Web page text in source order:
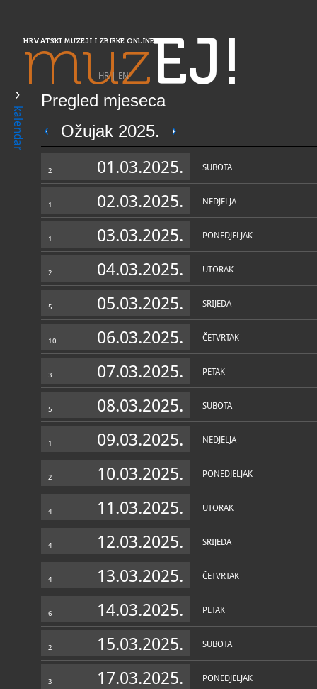
HRVATSKI MUZEJI I ZBIRKE ONLINE
muzEJ!
HR| EN
kalendar
Pregled mjeseca
Ožujak 2025.
2 01.03.2025. SUBOTA
1 02.03.2025. NEDJELJA
1 03.03.2025. PONEDJELJAK
2 04.03.2025. UTORAK
5 05.03.2025. SRIJEDA
10 06.03.2025. ČETVRTAK
3 07.03.2025. PETAK
5 08.03.2025. SUBOTA
1 09.03.2025. NEDJELJA
2 10.03.2025. PONEDJELJAK
4 11.03.2025. UTORAK
4 12.03.2025. SRIJEDA
4 13.03.2025. ČETVRTAK
6 14.03.2025. PETAK
2 15.03.2025. SUBOTA
3 17.03.2025. PONEDJELJAK
PRETRAŽIVANJE
Središnja Hrvatska
Žumberački uskočki muzej
OPĆI PODACI
Muzej
nekadašnjoj
Stojdragi, u sklopu
fundus etnografskih
na žumberačko
danas.
života, grupirani u cjeline
prostora, te brojni alati i
žumberačkog kućanstva
povijesni dokumenti,
Zbirke
OSTALE ZBIRKE
Zbirka